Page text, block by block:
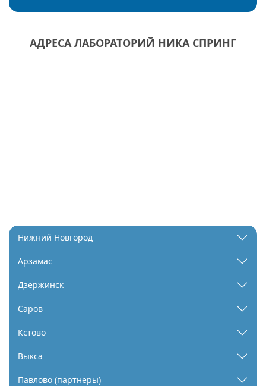
АДРЕСА ЛАБОРАТОРИЙ НИКА СПРИНГ
Нижний Новгород
Арзамас
Дзержинск
Саров
Кстово
Выкса
Павлово (партнеры)